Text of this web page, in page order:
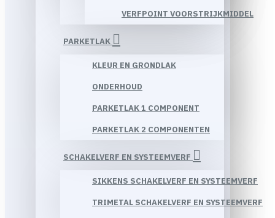
VERFPOINT VOORSTRIJKMIDDEL
PARKETLAK
KLEUR EN GRONDLAK
ONDERHOUD
PARKETLAK 1 COMPONENT
PARKETLAK 2 COMPONENTEN
SCHAKELVERF EN SYSTEEMVERF
SIKKENS SCHAKELVERF EN SYSTEEMVERF
TRIMETAL SCHAKELVERF EN SYSTEEMVERF